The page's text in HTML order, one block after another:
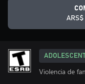
ARS$
Violencia de